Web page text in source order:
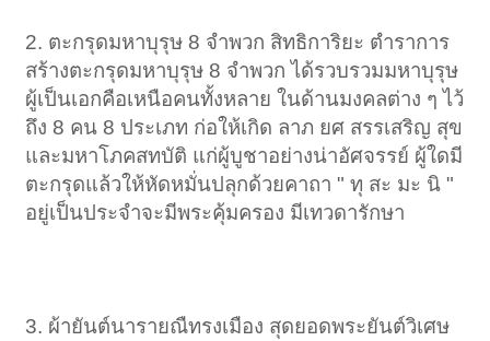
2. ตะกรุดมหาบุรุษ 8 จำพวก สิทธิการิยะ ตำราการ
สร้างตะกรุดมหาบุรุษ 8 จำพวก ได้รวบรวมมหาบุรุษ
ผู้เป็นเอกคือเหนือคนทั้งหลาย ในด้านมงคลต่าง ๆ ไว้
ถึง 8 คน 8 ประเภท ก่อให้เกิด ลาภ ยศ สรรเสริญ สุข
และมหาโภคสทบัติ แก่ผู้บูชาอย่างน่าอัศจรรย์ ผู้ใดมี
ตะกรุดแล้วให้หัดหมั่นปลุกด้วยคาถา " ทุ สะ มะ นิ "
อยู่เป็นประจำจะมีพระคุ้มครอง มีเทวดารักษา
3. ผ้ายันต์นารายณืทรงเมือง สุดยอดพระยันต์วิเศษ